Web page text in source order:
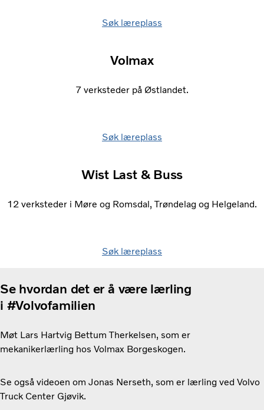
Søk læreplass
Volmax
7 verksteder på Østlandet.
Søk læreplass
Wist Last & Buss
12 verksteder i Møre og Romsdal, Trøndelag og Helgeland.
Søk læreplass
Se hvordan det er å være lærling
i #Volvofamilien
Møt Lars Hartvig Bettum Therkelsen, som er
mekanikerlærling hos Volmax Borgeskogen.
Se også videoen om Jonas Nerseth, som er lærling ved Volvo
Truck Center Gjøvik.